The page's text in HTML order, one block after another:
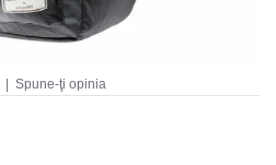
Spune-ţi opinia